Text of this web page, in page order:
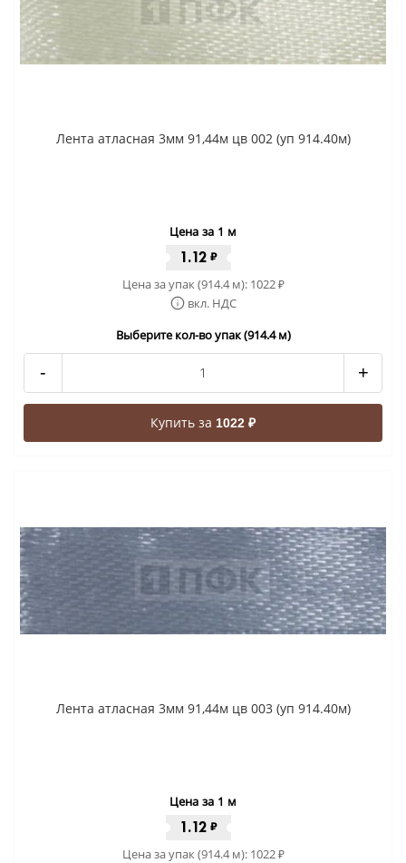
Лента атласная 3мм 91,44м цв 002 (уп 914.40м)
Цена за 1 м
1.12 ₽
Цена за упак (914.4 м): 1022₽
вкл. НДС
Выберите кол-во упак (914.4 м)
- +
Купить за 1022 ₽
Лента атласная 3мм 91,44м цв 003 (уп 914.40м)
Цена за 1 м
1.12 ₽
Цена за упак (914.4 м): 1022₽